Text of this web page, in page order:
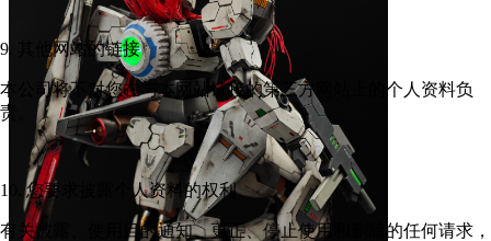
9. 其他网站的链接
本公司将不对您在与本网站链接的第三方网站上的个人资料负
责。
10. 您要求披露个人资料的权利
有关披露、使用目的通知、更正、停止使用和删除的任何请求，